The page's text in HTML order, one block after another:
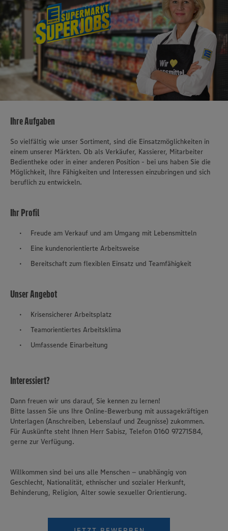
Ihre Aufgaben
So vielfältig wie unser Sortiment, sind die Einsatzmöglichkeiten in
einem unserer Märkten. Ob als Verkäufer, Kassierer, Mitarbeiter
Bedientheke oder in einer anderen Position - bei uns haben Sie die
Möglichkeit, Ihre Fähigkeiten und Interessen einzubringen und sich
beruflich zu entwickeln.
Ihr Profil
Freude am Verkauf und am Umgang mit Lebensmitteln
Eine kundenorientierte Arbeitsweise
Bereitschaft zum flexiblen Einsatz und Teamfähigkeit
Unser Angebot
Krisensicherer Arbeitsplatz
Teamorientiertes Arbeitsklima
Umfassende Einarbeitung
Interessiert?
Dann freuen wir uns darauf, Sie kennen zu lernen!
Bitte lassen Sie uns Ihre Online-Bewerbung mit aussagekräftigen
Unterlagen (Anschreiben, Lebenslauf und Zeugnisse) zukommen.
Für Auskünfte steht Ihnen Herr Sabisz, Telefon 0160 97271584,
gerne zur Verfügung.
Willkommen sind bei uns alle Menschen – unabhängig von
Geschlecht, Nationalität, ethnischer und sozialer Herkunft,
Behinderung, Religion, Alter sowie sexueller Orientierung.